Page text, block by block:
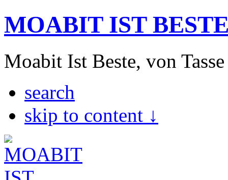
MOABIT IST
Moabit Ist Beste, von
search
skip to content ↓